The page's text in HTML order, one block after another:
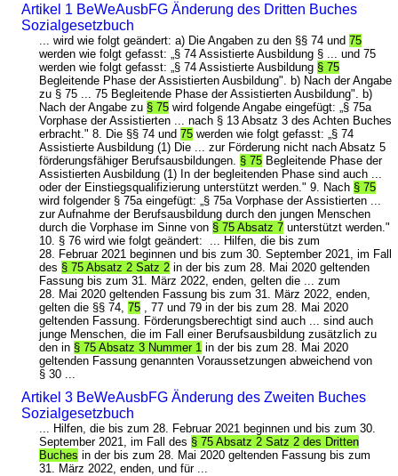
Artikel 1 BeWeAusbFG Änderung des Dritten Buches
Sozialgesetzbuch
... wird wie folgt geändert: a) Die Angaben zu den §§ 74 und75
werden wie folgt gefasst: „§ 74 Assistierte Ausbildung § ... und 75
werden wie folgt gefasst: „§ 74 Assistierte Ausbildung § 75
Begleitende Phase der Assistierten Ausbildung". b) Nach der Angabe
zu § 75 ... 75 Begleitende Phase der Assistierten Ausbildung". b)
Nach der Angabe zu § 75 wird folgende Angabe eingefügt: „§ 75a
Vorphase der Assistierten ... nach § 13 Absatz 3 des Achten Buches
erbracht." 8. Die §§ 74 und75 werden wie folgt gefasst: „§ 74
Assistierte Ausbildung (1) Die ... zur Förderung nicht nach Absatz 5
förderungsfähiger Berufsausbildungen. § 75 Begleitende Phase der
Assistierten Ausbildung (1) In der begleitenden Phase sind auch ...
oder der Einstiegsqualifizierung unterstützt werden." 9. Nach § 75
wird folgender § 75a eingefügt: „§ 75a Vorphase der Assistierten ...
zur Aufnahme der Berufsausbildung durch den jungen Menschen
durch die Vorphase im Sinne von § 75 Absatz 7 unterstützt werden."
10. § 76 wird wie folgt geändert: ... Hilfen, die bis zum
28. Februar 2021 beginnen und bis zum 30. September 2021, im Fall
des § 75 Absatz 2 Satz 2 in der bis zum 28. Mai 2020 geltenden
Fassung bis zum 31. März 2022, enden, gelten die ... zum
28. Mai 2020 geltenden Fassung bis zum 31. März 2022, enden,
gelten die §§ 74,75 , 77 und 79 in der bis zum 28. Mai 2020
geltenden Fassung. Förderungsberechtigt sind auch ... sind auch
junge Menschen, die im Fall einer Berufsausbildung zusätzlich zu
den in § 75 Absatz 3 Nummer 1 in der bis zum 28. Mai 2020
geltenden Fassung genannten Voraussetzungen abweichend von
§ 30 ...
Artikel 3 BeWeAusbFG Änderung des Zweiten Buches
Sozialgesetzbuch
... Hilfen, die bis zum 28. Februar 2021 beginnen und bis zum 30.
September 2021, im Fall des § 75 Absatz 2 Satz 2 des Dritten
Buches in der bis zum 28. Mai 2020 geltenden Fassung bis zum
31. März 2022, enden, und für ...